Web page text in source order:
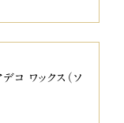
コ ワックス（ソ